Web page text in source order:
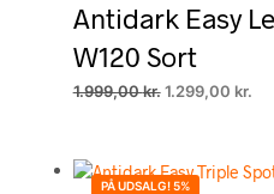
Antidark Easy
W120 Sort
1.999,00kr. Den
1.999,00 kr..
1.299,00 kr.Den
PÅ UDSALG! 5%